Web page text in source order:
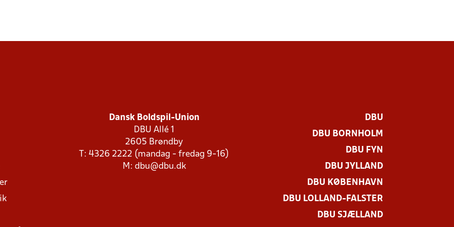
Dansk Boldspil-Union
DBU Allé 1
2605 Brøndby
T: 4326 2222 (mandag - fredag 9-16)
M: dbu@dbu.dk
DBU
DBU BORNHOLM
DBU FYN
DBU JYLLAND
DBU KØBENHAVN
DBU LOLLAND-FALSTER
DBU SJÆLLAND